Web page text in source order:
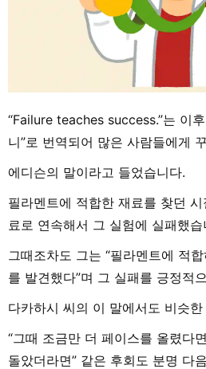
“Failure teaches success.”는 이
니”로 번역되어 많은 사람들에게
에디슨의 말이라고 들었습니다.
필라멘트에 적합한 재료를 찾던
료로 연속해서 그 실험에 실패했습
그때조차도 그는 “필라멘트에 적
를 발견했다”며 그 실패를 긍정적
다카하시 씨의 이 말에서도 비슷
“그때 조금만 더 페이스를 올렸다
돌았더라면” 같은 후회도 분명 다